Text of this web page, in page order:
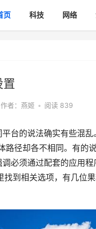
页 科技 网络
置
作者：燕姬 • 阅读 839
台的说法确实有些混
路径却各不相同。有的
必须通过配套的应用
到相关选项，有几位